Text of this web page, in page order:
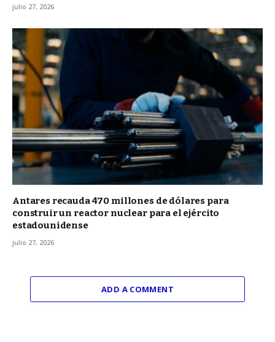
julio 27, 2026
Antares recauda 470 millones de dólares para
construir un reactor nuclear para el ejército
estadounidense
julio 27, 2026
ADD A COMMENT